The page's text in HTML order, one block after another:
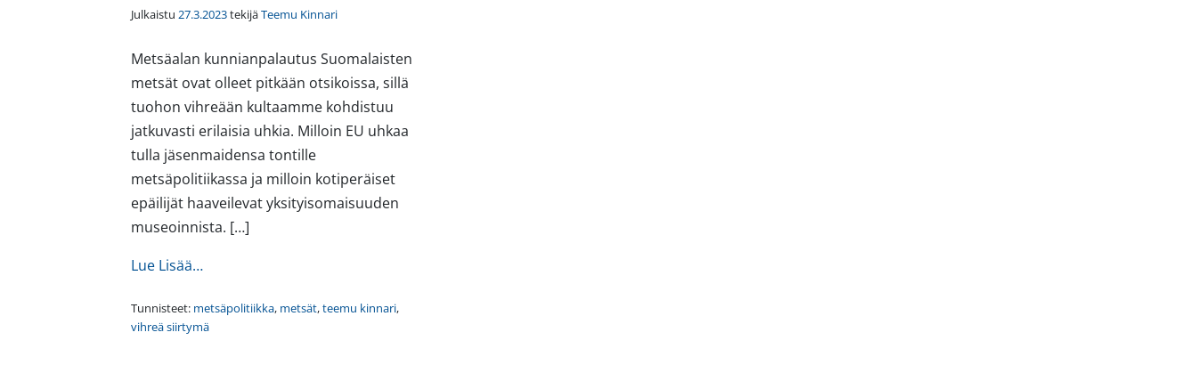
Julkaistu 27.3.2023tekijäTeemu Kinnari
Metsäalan kunnianpalautus Suomalaisten
metsät ovat olleet pitkään otsikoissa, sillä
tuohon vihreään kultaamme kohdistuu
jatkuvasti erilaisia uhkia. Milloin EU uhkaa
tulla jäsenmaidensa tontille
metsäpolitiikassa ja milloin kotiperäiset
epäilijät haaveilevat yksityisomaisuuden
museoinnista. […]
Lue Lisää…from Metsäalan kunnianpalautus
Tunnisteet: metsäpolitiikka, metsät,teemu kinnari,
vihreä siirtymä